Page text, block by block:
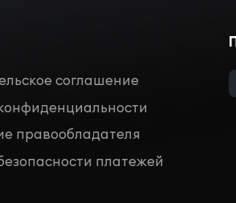
соглашение
правообладателя
платежей